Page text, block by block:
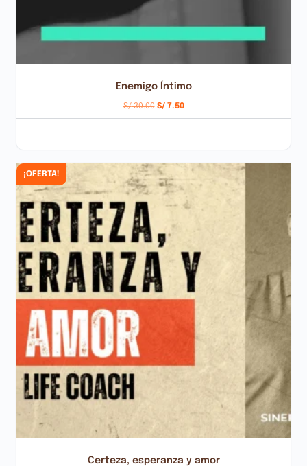
Enemigo Íntimo
S/30.00 S/7.50
¡OFERTA!
Certeza, esperanza y amor